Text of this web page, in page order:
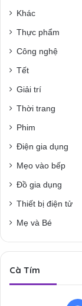
Khác
Thực phẩm
Công nghệ
Tết
Giải trí
Thời trang
Phim
Điện gia dụng
Mẹo vào bếp
Đồ gia dụng
Thiết bị điện tử
Mẹ và Bé
Cà Tím